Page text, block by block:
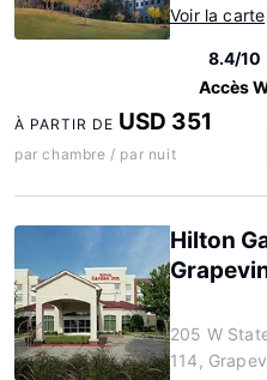
Voir la carte
8.4/10
Accès
À PARTIR DE USD 351
par chambre / par nuit
Hilton
205 W
114,